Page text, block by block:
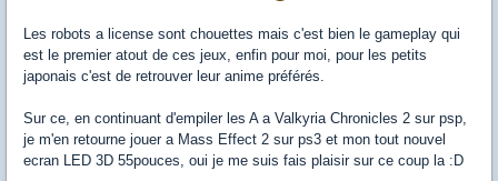
Les robots a license sont chouettes mais c'est bien le gameplay qui
est le premier atout de ces jeux, enfin pour moi, pour les petits
japonais c'est de retrouver leur anime préférés.
Sur ce, en continuant d'empiler les A a Valkyria Chronicles 2 sur psp,
je m'en retourne jouer a Mass Effect 2 sur ps3 et mon tout nouvel
ecran LED 3D 55pouces, oui je me suis fais plaisir sur ce coup la :D